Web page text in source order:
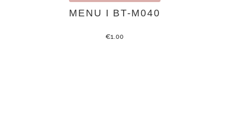
MENU I BT-M040
€1.00